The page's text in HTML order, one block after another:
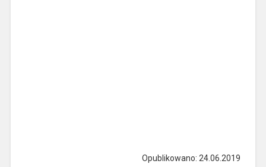
Opublikowano: 24.06.2019